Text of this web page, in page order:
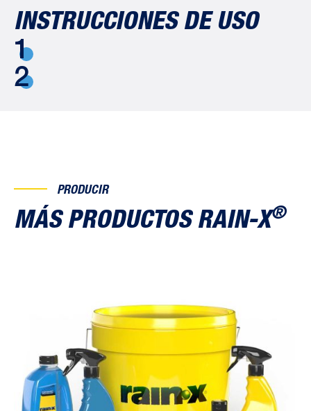
INSTRUCCIONES DE USO
1
2
PRODUCIR
MÁS PRODUCTOS RAIN-X®